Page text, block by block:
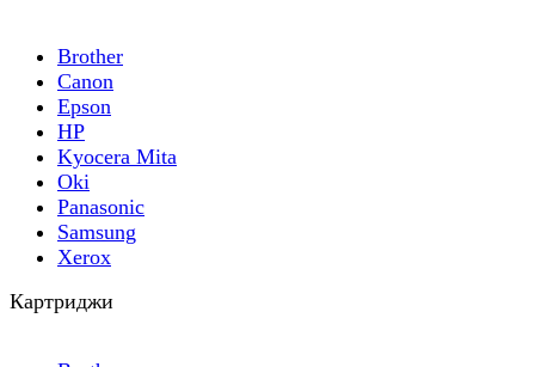
Brother
Canon
Epson
HP
Kyocera Mita
Oki
Panasonic
Samsung
Xerox
Картриджи